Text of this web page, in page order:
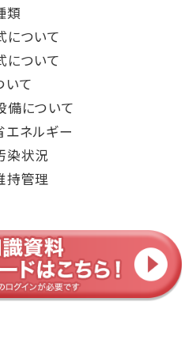
類
ついて
ついて
て
について
ネルギー
状況
管理